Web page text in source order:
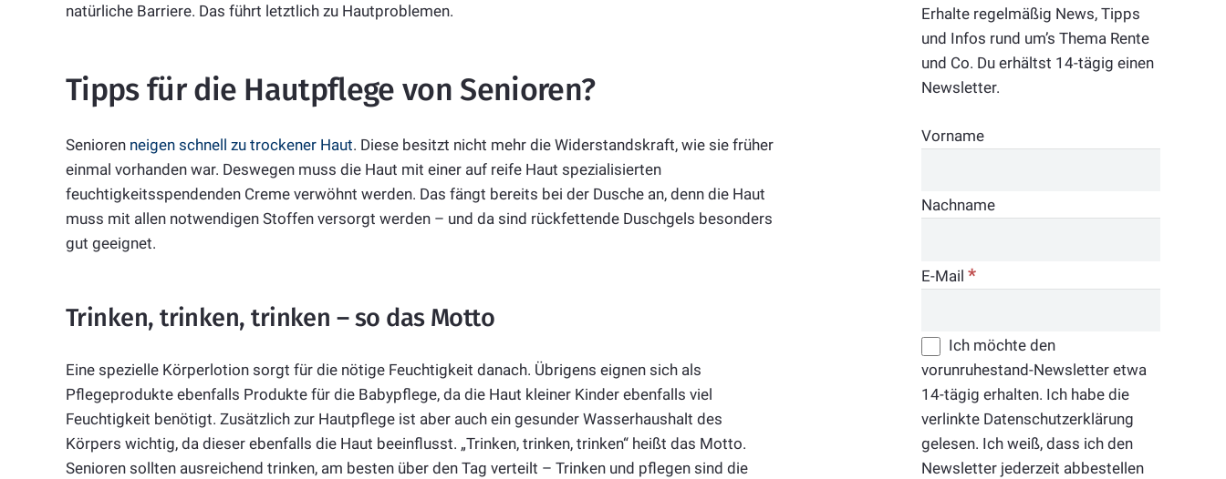
natürliche Barriere. Das führt letztlich zu Hautproblemen.
Tipps für die Hautpflege von Senioren?
Senioren neigen schnell zu trockener Haut. Diese besitzt nicht mehr die Widerstandskraft, wie sie früher
einmal vorhanden war. Deswegen muss die Haut mit einer auf reife Haut spezialisierten
feuchtigkeitsspendenden Creme verwöhnt werden. Das fängt bereits bei der Dusche an, denn die Haut
muss mit allen notwendigen Stoffen versorgt werden – und da sind rückfettende Duschgels besonders
gut geeignet.
Trinken, trinken, trinken – so das Motto
Eine spezielle Körperlotion sorgt für die nötige Feuchtigkeit danach. Übrigens eignen sich als
Pflegeprodukte ebenfalls Produkte für die Babypflege, da die Haut kleiner Kinder ebenfalls viel
Feuchtigkeit benötigt. Zusätzlich zur Hautpflege ist aber auch ein gesunder Wasserhaushalt des
Körpers wichtig, da dieser ebenfalls die Haut beeinflusst. „Trinken, trinken, trinken“ heißt das Motto.
Senioren sollten ausreichend trinken, am besten über den Tag verteilt – Trinken und pflegen sind die
Erhalte regelmäßig News, Tipps
und Infos rund um’s Thema Rente
und Co. Du erhältst 14-tägig einen
Newsletter.
Vorname
Nachname
E-Mail*
Ich möchte den
vorunruhestand-Newsletter etwa
14-tägig erhalten. Ich habe die
verlinkte Datenschutzerklärung
gelesen. Ich weiß, dass ich den
Newsletter jederzeit abbestellen